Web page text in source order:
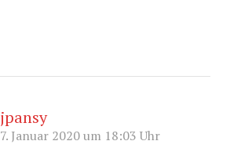
jpansy
7. Januar 2020 um 18:03 Uhr